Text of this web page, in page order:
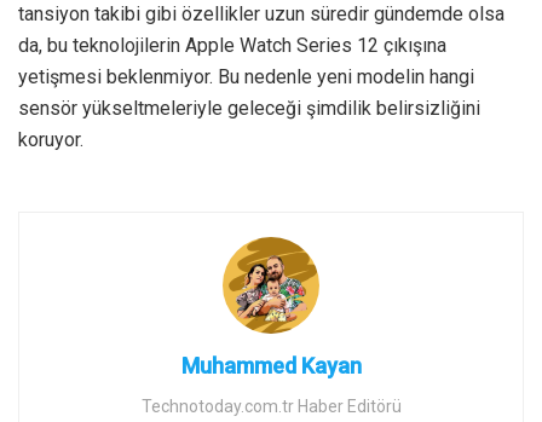
tansiyon takibi gibi özellikler uzun süredir gündemde olsa
da, bu teknolojilerin Apple Watch Series 12 çıkışına
yetişmesi beklenmiyor. Bu nedenle yeni modelin hangi
sensör yükseltmeleriyle geleceği şimdilik belirsizliğini
koruyor.
Muhammed Kayan
Technotoday.com.tr Haber Editörü